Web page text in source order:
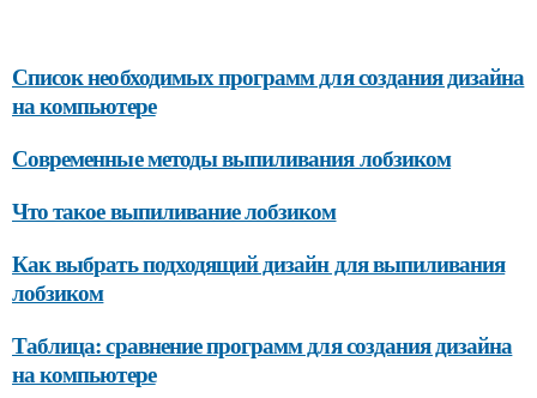
Список необходимых программ для создания дизайна
на компьютере
Современные методы выпиливания лобзиком
Что такое выпиливание лобзиком
Как выбрать подходящий дизайн для выпиливания
лобзиком
Таблица: сравнение программ для создания дизайна
на компьютере